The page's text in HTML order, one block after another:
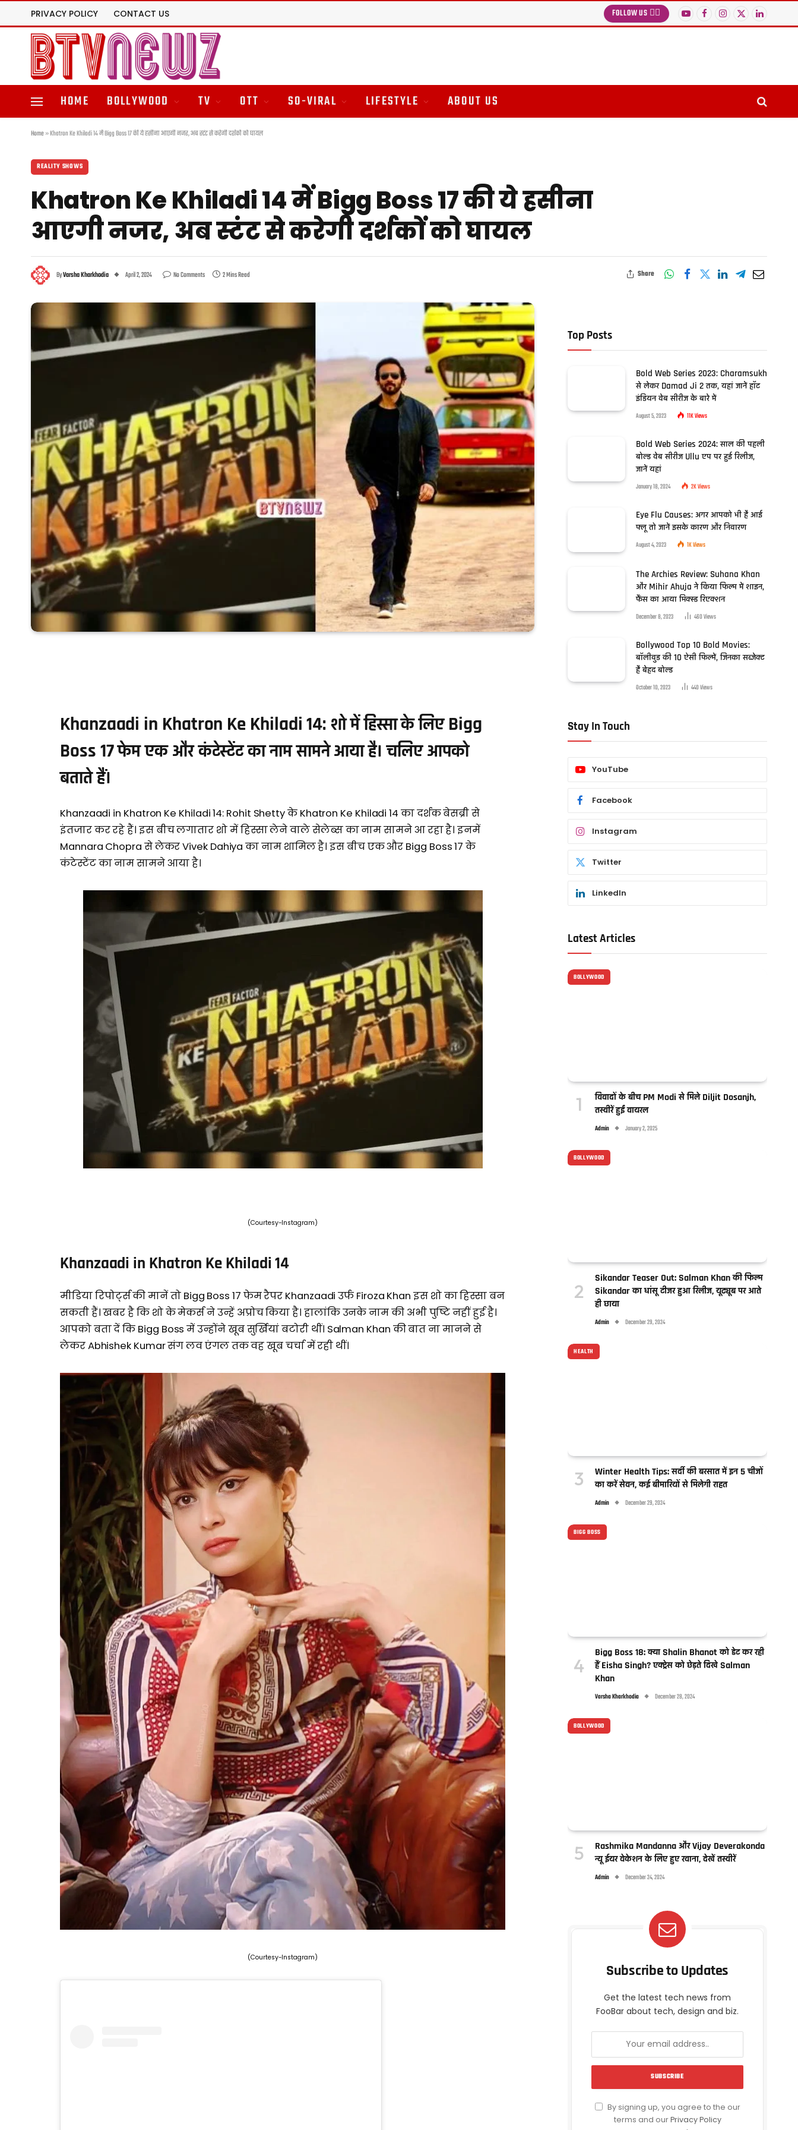
PRIVACY POLICY CONTACT US FOLLOW US 👉🏻 YouTubeFacebook
Instagram
X
(Twitter)
LinkedIn
HOME BOLLYWOOD TV OTT SO-VIRAL LIFESTYLE ABOUT US
Home»Khatron Ke Khiladi 14 में Bigg Boss 17 की ये हसीना आएगी नजर, अब स्टंट से करेगी दर्शकों को घायल
REALITY SHOWS
Khatron Ke Khiladi 14 में Bigg Boss 17 की ये हसीना
आएगी नजर, अब स्टंट से करेगी दर्शकों को घायल
ByVarsha Kharkhodia April 2, 2024 No Comments 2 Mins Read Share
Khanzaadi in Khatron Ke Khiladi 14: शो में हिस्सा के लिए Bigg
Boss 17 फेम एक और कंटेस्टेंट का नाम सामने आया है। चलिए आपको
बताते हैं।
Khanzaadi in Khatron Ke Khiladi 14: Rohit Shetty के Khatron Ke Khiladi 14 का दर्शक बेसब्री से
इंतजार कर रहे हैं। इस बीच लगातार शो में हिस्सा लेने वाले सेलेब्स का नाम सामने आ रहा है। इनमें
Mannara Chopra से लेकर Vivek Dahiya का नाम शामिल है। इस बीच एक और Bigg Boss 17 के
कंटेस्टेंट का नाम सामने आया है।
(Courtesy-Instagram)
Khanzaadi in Khatron Ke Khiladi 14
मीडिया रिपोर्ट्स की मानें तो Bigg Boss 17 फेम रैपर Khanzaadi उर्फ Firoza Khan इस शो का हिस्सा बन
सकती हैं। खबर है कि शो के मेकर्स ने उन्हें अप्रोच किया है। हालांकि उनके नाम की अभी पुष्टि नहीं हुई है।
आपको बता दें कि Bigg Boss में उन्होंने खूब सुर्खियां बटोरी थीं। Salman Khan की बात ना मानने से
लेकर Abhishek Kumar संग लव एंगल तक वह खूब चर्चा में रही थीं।
(Courtesy-Instagram)
Top Posts
Bold Web Series 2023: Charamsukh
से लेकर Damad Ji 2 तक, यहां जानें हॉट
इंडियन वेब सीरीज के बारे में
August 5, 2023 11KViews
Bold Web Series 2024: साल की पहली
बोल्ड वेब सीरीज Ullu एप पर हुई रिलीज,
जानें यहां
January 18, 2024 2KViews
Eye Flu Causes: अगर आपको भी है आई
फ्लू तो जानें इसके कारण और निवारण
August 4, 2023 1KViews
The Archies Review: Suhana Khan
और Mihir Ahuja ने किया फिल्म में शाइन,
फैंस का आया मिक्स्ड रिएक्शन
December 8, 2023 460Views
Bollywood Top 10 Bold Movies:
बॉलीवुड की 10 ऐसी फिल्में, जिनका सब्जेक्ट
है बेहद बोल्ड
October 10, 2023 440Views
Stay In Touch
YouTube
Facebook
Instagram
Twitter
LinkedIn
Latest Articles
BOLLYWOOD
विवादों के बीच PM Modi से मिले Diljit Dosanjh,
तस्वीरें हुईं वायरल
Admin January 2, 2025
BOLLYWOOD
Sikandar Teaser Out: Salman Khan की फिल्म
Sikandar का धांसू टीजर हुआ रिलीज, यूट्यूब पर आते
ही छाया
Admin December 29, 2024
HEALTH
Winter Health Tips: सर्दी की बरसात में इन 5 चीजों
का करें सेवन, कई बीमारियों से मिलेगी राहत
Admin December 29, 2024
BIGG BOSS
Bigg Boss 18: क्या Shalin Bhanot को डेट कर रही
हैं Eisha Singh? एक्ट्रेस को छेड़ते दिखे Salman
Khan
Varsha Kharkhodia December 28, 2024
BOLLYWOOD
Rashmika Mandanna और Vijay Deverakonda
न्यू ईयर वेकेशन के लिए हुए रवाना, देखें तस्वीरें
Admin December 24, 2024
Subscribe to Updates
Get the latest tech news from
FooBar about tech, design and biz.
By signing up, you agree to the our
terms and ourPrivacy Policy